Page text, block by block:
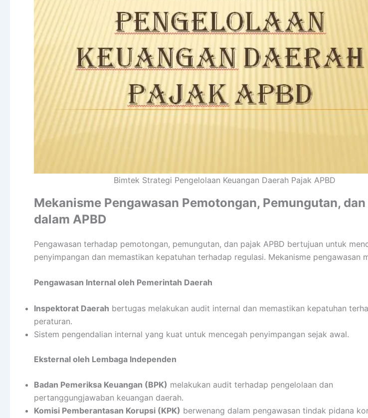
Bimtek Strategi Pengelolaan Keuangan Daerah Pajak APBD
Mekanisme Pengawasan Pemotongan, Pemungutan, dan
dalam APBD
Pengawasan terhadap pemotongan, pemungutan, dan pajak APBD bertujuan untuk
penyimpangan dan memastikan kepatuhan terhadap regulasi. Mekanisme pengawasan
Pengawasan Internal oleh Pemerintah Daerah
Inspektorat Daerah bertugas melakukan audit internal dan memastikan kepatuhan
peraturan.
Sistem pengendalian internal yang kuat untuk mencegah penyimpangan sejak awal.
Eksternal oleh Lembaga Independen
Badan Pemeriksa Keuangan (BPK) melakukan audit terhadap pengelolaan dan
pertanggungjawaban keuangan daerah.
Komisi Pemberantasan Korupsi (KPK) berwenang dalam pengawasan tindak pidana